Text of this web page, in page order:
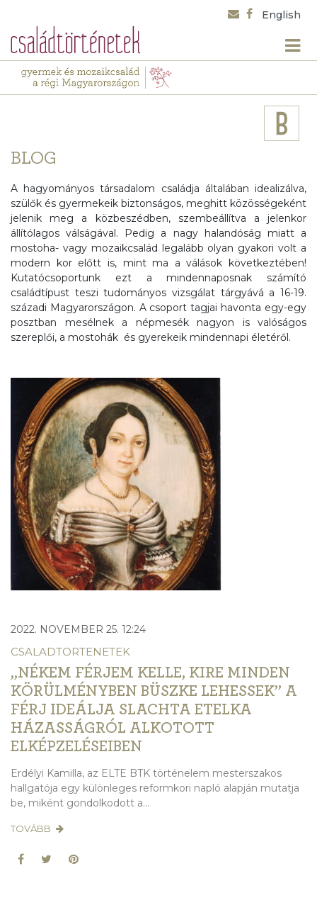
English
BLOG
A hagyományos társadalom családja általában idealizálva,
szülők és gyermekeik biztonságos, meghitt közösségeként
jelenik meg a közbeszédben, szembeállítva a jelenkor
állítólagos válságával. Pedig a nagy halandóság miatt a
mostoha- vagy mozaikcsalád legalább olyan gyakori volt a
modern kor előtt is, mint ma a válások következtében!
Kutatócsoportunk ezt a mindennaposnak számító
családtípust teszi tudományos vizsgálat tárgyává a 16-19.
századi Magyarországon. A csoport tagjai havonta egy-egy
posztban mesélnek a népmesék nagyon is valóságos
szereplői, a mostohák és gyerekeik mindennapi életéről.
2022. NOVEMBER 25. 12:24
CSALADTORTENETEK
„NÉKEM FÉRJEM KELLE, KIRE MINDEN
KÖRÜLMÉNYBEN BÜSZKE LEHESSEK” A
FÉRJ IDEÁLJA SLACHTA ETELKA
HÁZASSÁGRÓL ALKOTOTT
ELKÉPZELÉSEIBEN
Erdélyi Kamilla, az ELTE BTK történelem mesterszakos
hallgatója egy különleges reformkori napló alapján mutatja
be, miként gondolkodott a...
TOVÁBB